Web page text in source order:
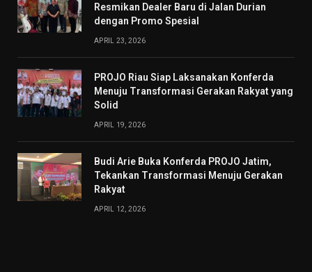
Resmikan Dealer Baru di Jalan Durian
dengan Promo Spesial
APRIL 23, 2026
PROJO Riau Siap Laksanakan Konferda
Menuju Transformasi Gerakan Rakyat yang
Solid
APRIL 19, 2026
Budi Arie Buka Konferda PROJO Jatim,
Tekankan Transformasi Menuju Gerakan
Rakyat
APRIL 12, 2026